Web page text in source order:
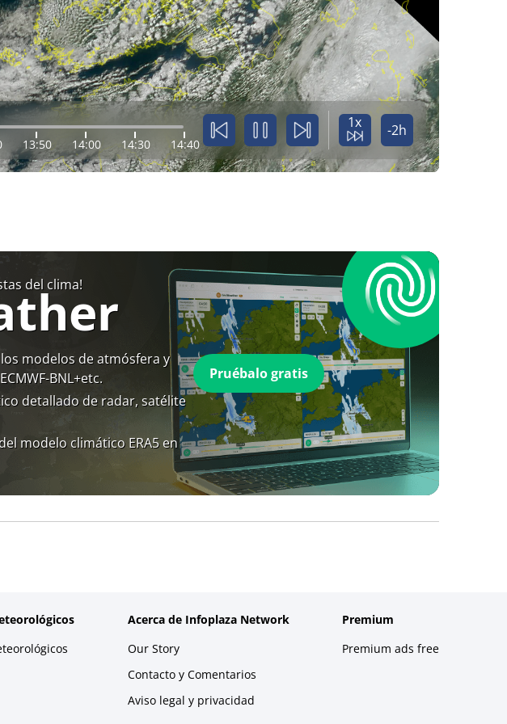
13:50 14:00 14:30 14:40
1x -2h
del clima!
modelos de atmósfera y
BNL+etc.
detallado de radar, satélite
modelo climático ERA5 en
Pruébalo gratis
Acerca de Infoplaza Network
Our Story
Contacto y Comentarios
Aviso legal y privacidad
Premium
Premium ads free